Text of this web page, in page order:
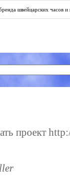
швейцарских часов
проект